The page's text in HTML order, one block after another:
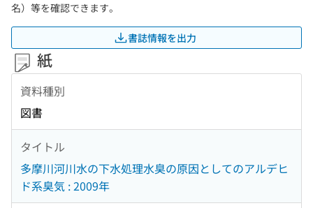
名）等を確認できます。
書誌情報を出力
紙
資料種別
図書
タイトル
多摩川河川水の下水処理水臭の原因としてのアルデヒ
ド系臭気 : 2009年